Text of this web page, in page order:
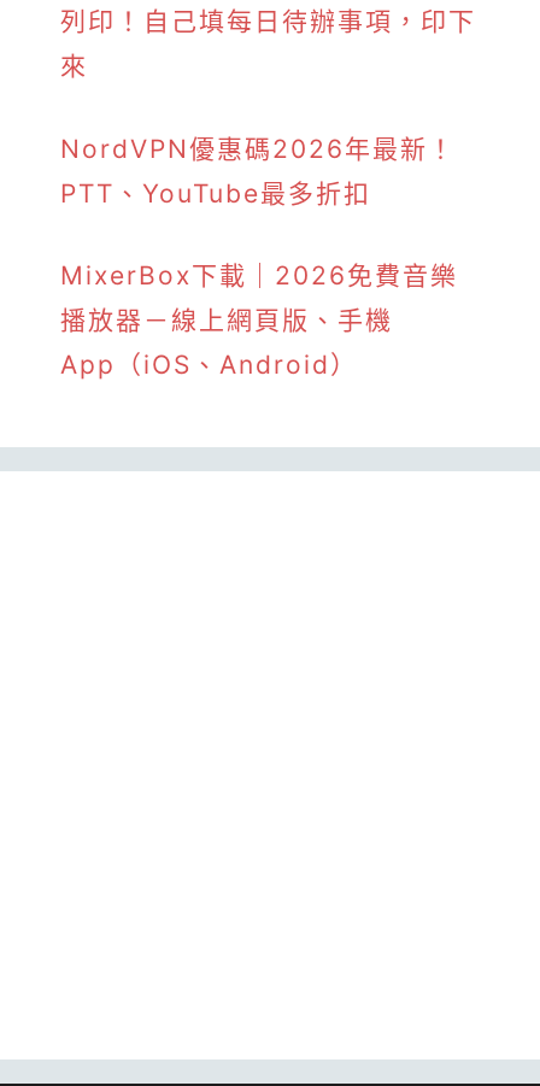
列印！自己填每日待辦事項，印下
來
NordVPN優惠碼2026年最新！
PTT、YouTube最多折扣
MixerBox下載｜2026免費音樂
播放器－線上網頁版、手機
App（iOS、Android）